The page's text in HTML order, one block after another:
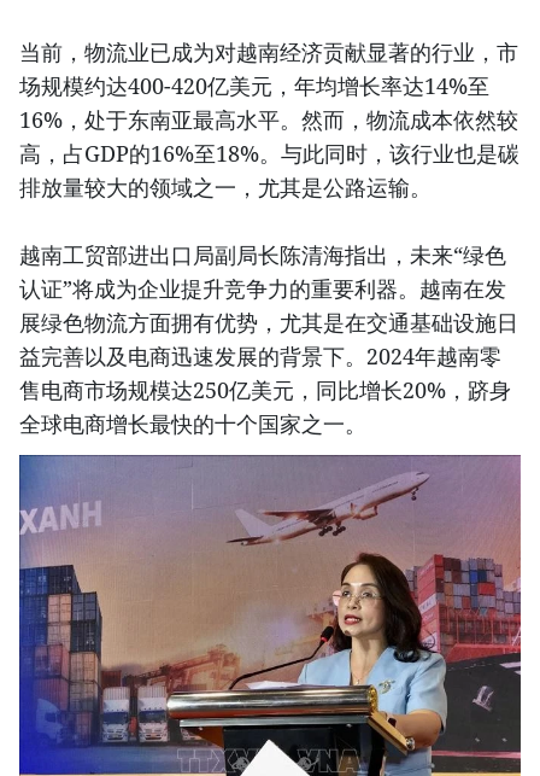
当前，物流业已成为对越南经济贡献显著的行业，市
场规模约达400-420亿美元，年均增长率达14%至
16%，处于东南亚最高水平。然而，物流成本依然较
高，占GDP的16%至18%。与此同时，该行业也是碳
排放量较大的领域之一，尤其是公路运输。
越南工贸部进出口局副局长陈清海指出，未来“绿色
认证”将成为企业提升竞争力的重要利器。越南在发
展绿色物流方面拥有优势，尤其是在交通基础设施日
益完善以及电商迅速发展的背景下。2024年越南零
售电商市场规模达250亿美元，同比增长20%，跻身
全球电商增长最快的十个国家之一。